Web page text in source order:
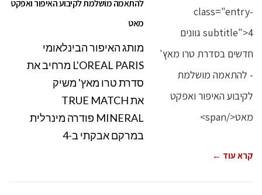
להתאמה מושלמת לקיבוע האיפור ואפקט
מאט
מותג האיפור הבינלאומי
L'OREAL PARIS מרחיב את
סדרת טרו מאץ' משיק
את TRUE MATCH
MINERAL פודרה מינרלית
במרקם אבקתי ב-4
קרא עוד ←